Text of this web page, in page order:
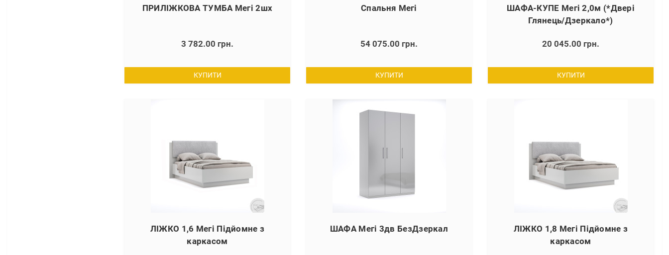
ПРИЛІЖКОВА ТУМБА Мегі 2шх
3 782.00 грн.
КУПИТИ
Спальня Мегі
54 075.00 грн.
КУПИТИ
ШАФА-КУПЕ Мегі 2,0м (*Двері
Глянець/Дзеркало*)
20 045.00 грн.
КУПИТИ
ЛІЖКО 1,6 Мегі Підйомне з
каркасом
ШАФА Мегі 3дв БезДзеркал
ЛІЖКО 1,8 Мегі Підйомне з
каркасом